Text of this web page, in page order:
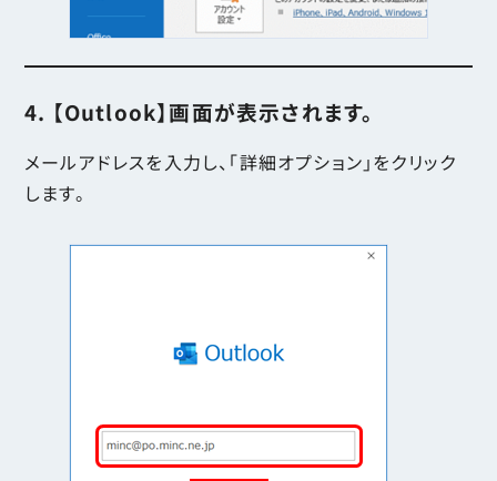
4. 【Outlook】画面が表示されます。
メールアドレスを入力し、「詳細オプション」をクリック
します。